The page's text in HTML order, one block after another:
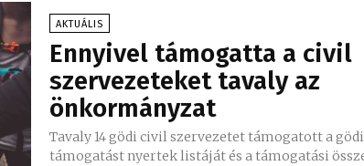
AKTUÁLIS
Ennyivel támogatta a civil
szervezeteket tavaly az
önkormányzat
Tavaly 14 gödi civil szervezetet támogatott a
támogatást nyertek listáját és a támogatási